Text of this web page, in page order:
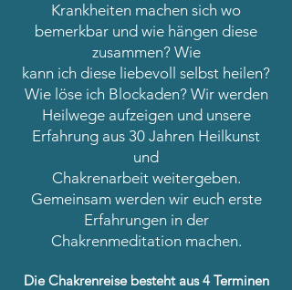
Krankheiten machen sich wo
bemerkbar und wie hängen diese
zusammen? Wie
kann ich diese liebevoll selbst heilen?
Wie löse ich Blockaden? Wir werden
Heilwege aufzeigen und unsere
Erfahrung aus 30 Jahren Heilkunst
und
Chakrenarbeit weitergeben.
Gemeinsam werden wir euch erste
Erfahrungen in der
Chakrenmeditation machen.
Die Chakrenreise besteht aus 4 Terminen